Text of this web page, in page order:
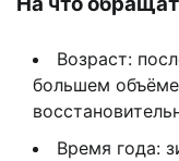
Возраст:
большем
Время года: